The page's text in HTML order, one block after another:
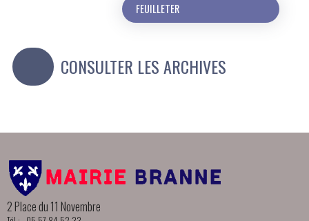
FEUILLETER
CONSULTER LES ARCHIVES
2 Place du 11 Novembre